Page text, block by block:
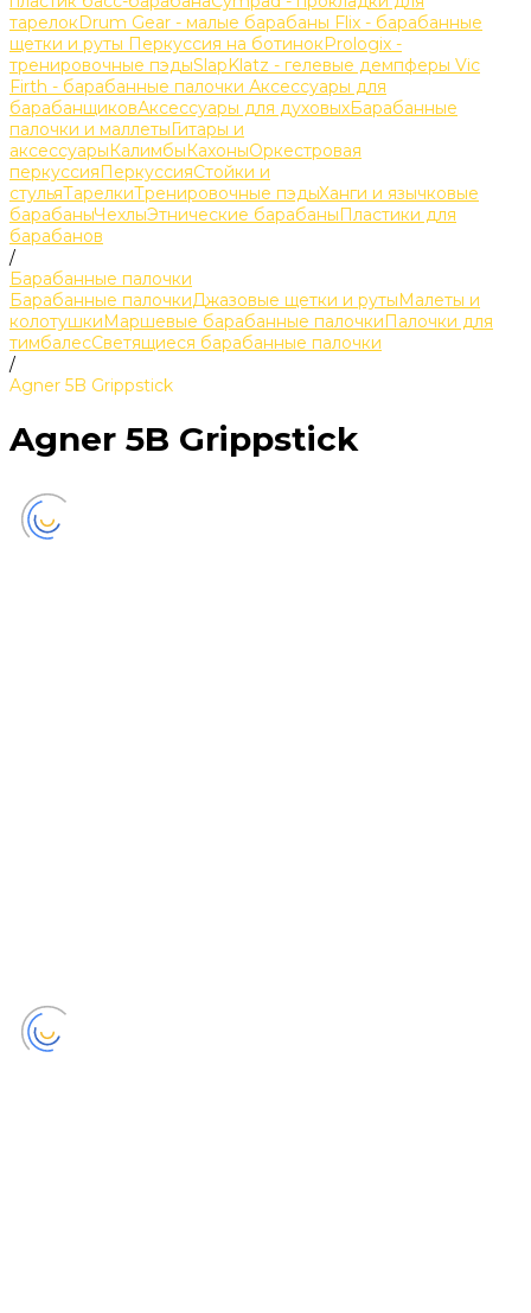
тарелокDrum Gear - малые барабаны Flix - барабанные
щетки и руты Перкуссия на ботинокPrologix -
тренировочные пэдыSlapKlatz - гелевые демпферы Vic
Firth - барабанные палочки Аксессуары для
барабанщиковАксессуары для духовыхБарабанные
палочки и маллетыГитары и
аксессуарыКалимбыКахоныОркестровая
перкуссияПеркуссияСтойки и
стульяТарелкиТренировочные пэдыХанги и язычковые
барабаныЧехлыЭтнические барабаныПластики для
барабанов
/
Барабанные палочки
Барабанные палочкиДжазовые щетки и рутыМалеты и
колотушкиМаршевые барабанные палочкиПалочки для
тимбалесСветящиеся барабанные палочки
/
Agner 5B Grippstick
Agner 5B Grippstick